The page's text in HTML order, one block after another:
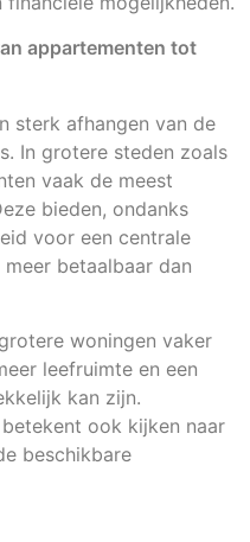
appartementen tot
sterk afhangen van de
In grotere steden zoals
vaak de meest
bieden, ondanks
voor een centrale
betaalbaar dan
woningen vaker
leefruimte en een
kan zijn.
betekent ook kijken naar
beschikbare